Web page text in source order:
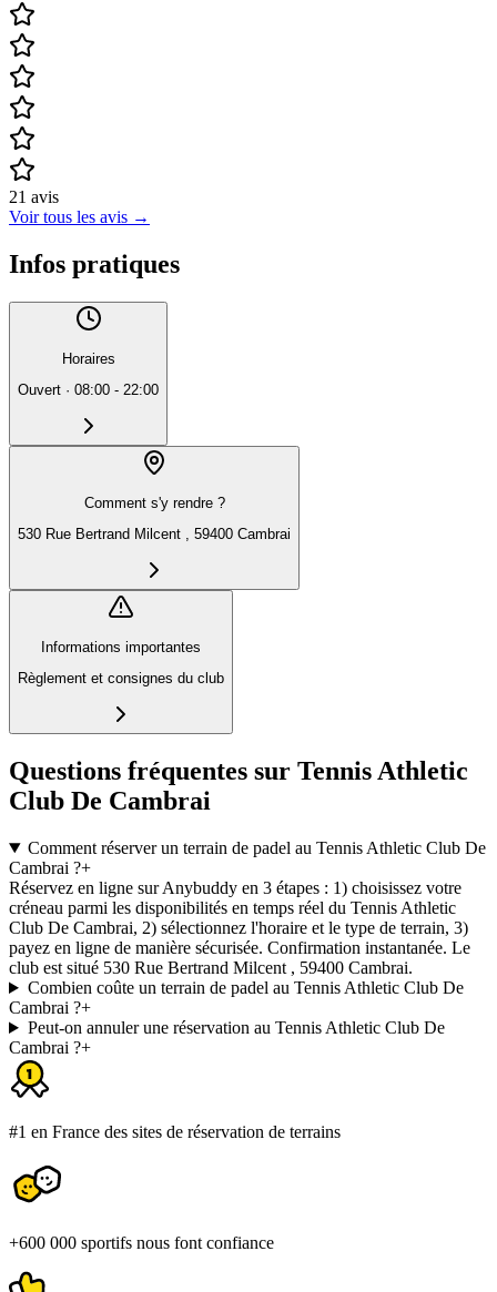
21 avis
Voir tous les avis →
Infos pratiques
Horaires
Ouvert · 08:00 - 22:00
Comment s'y rendre ?
530 Rue Bertrand Milcent , 59400 Cambrai
Informations importantes
Règlement et consignes du club
Questions fréquentes sur Tennis Athletic
Club De Cambrai
Comment réserver un terrain de padel au Tennis Athletic Club De
Cambrai ?+
Réservez en ligne sur Anybuddy en 3 étapes : 1) choisissez votre
créneau parmi les disponibilités en temps réel du Tennis Athletic
Club De Cambrai, 2) sélectionnez l'horaire et le type de terrain, 3)
payez en ligne de manière sécurisée. Confirmation instantanée. Le
club est situé 530 Rue Bertrand Milcent , 59400 Cambrai.
Combien coûte un terrain de padel au Tennis Athletic Club De
Cambrai ?+
Peut-on annuler une réservation au Tennis Athletic Club De
Cambrai ?+
#1 en France des sites de réservation de terrains
+600 000 sportifs nous font confiance